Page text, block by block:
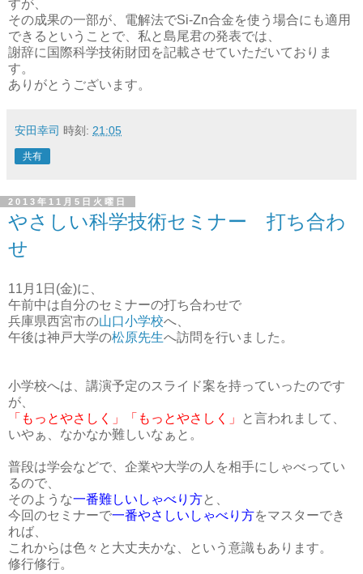
すが、
その成果の一部が、電解法でSi-Zn合金を使う場合にも適用
できるということで、私と島尾君の発表では、
謝辞に国際科学技術財団を記載させていただいておりま
す。
ありがとうございます。
安田幸司 時刻: 21:05
共有
2013年11月5日火曜日
やさしい科学技術セミナー 打ち合わ
せ
11月1日(金)に、
午前中は自分のセミナーの打ち合わせで
兵庫県西宮市の山口小学校へ、
午後は神戸大学の松原先生へ訪問を行いました。
小学校へは、講演予定のスライド案を持っていったのです
が、
「もっとやさしく」「もっとやさしく」
と言われまして、
いやぁ、なかなか難しいなぁと。
普段は学会などで、企業や大学の人を相手にしゃべってい
るので、
そのような一番難しいしゃべり方と、
今回のセミナーで一番やさしいしゃべり方をマスターでき
れば、
これからは色々と大丈夫かな、という意識もあります。
修行修行。